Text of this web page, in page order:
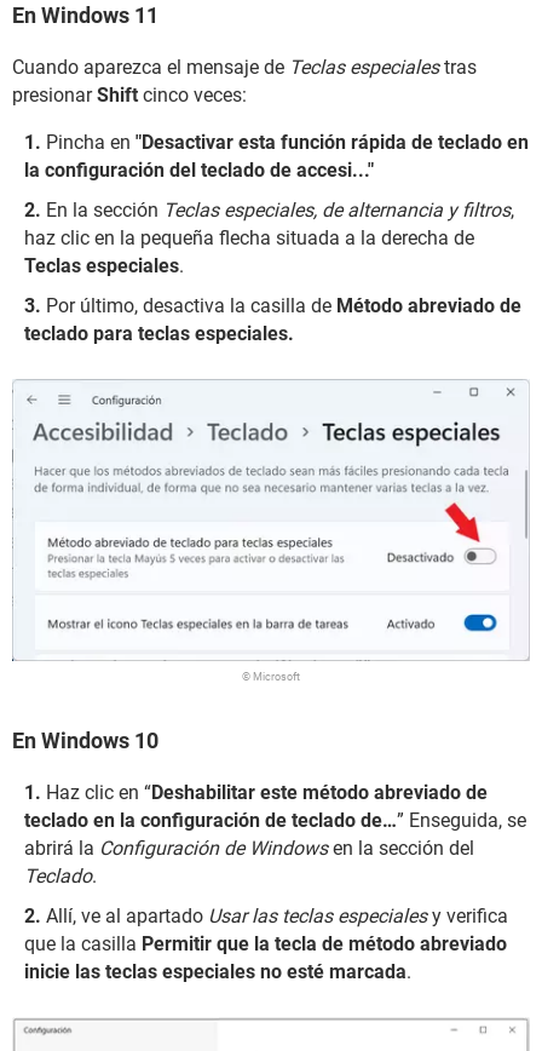
En Windows 11
Cuando aparezca el mensaje de Teclas especialestras
presionarShift cinco veces:
Pincha en "Desactivar esta función rápida de teclado en
la configuración del teclado de accesi..."
En la sección Teclas especiales, de alternancia y filtros,
haz clic en la pequeña flecha situada a la derecha de
Teclas especiales.
Por último, desactiva la casilla de Método abreviado de
teclado para teclas especiales.
© Microsoft
En Windows 10
Haz clic en “Deshabilitar este método abreviado de
teclado en la configuración de teclado de…” Enseguida, se
abrirá la Configuración de Windowsen la sección del
Teclado.
Allí, ve al apartado Usar las teclas especialesy verifica
que la casilla Permitir que la tecla de método abreviado
inicie las teclas especiales no esté marcada.